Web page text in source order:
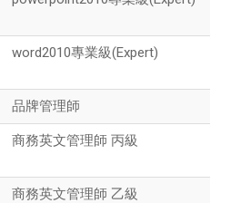
word2010專業級(Expert)
品牌管理師
商務英文管理師 丙級
商務英文管理師 乙級